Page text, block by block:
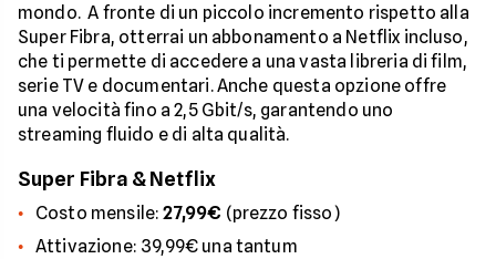
mondo. A fronte di un piccolo incremento rispetto alla
Super Fibra, otterrai un abbonamento a Netflix incluso,
che ti permette di accedere a una vasta libreria di film,
serie TV e documentari. Anche questa opzione offre
una velocità fino a 2,5 Gbit/s, garantendo uno
streaming fluido e di alta qualità.
Super Fibra & Netflix
Costo mensile:27,99€ (prezzo fisso)
Attivazione: 39,99€ una tantum